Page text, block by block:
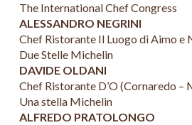
The International Chef Congress
ALESSANDRO NEGRINI
Chef Ristorante Il Luogo di Aimo e
Due Stelle Michelin
DAVIDE OLDANI
Chef Ristorante D’O (Cornaredo –
Una stella Michelin
ALFREDO PRATOLONGO